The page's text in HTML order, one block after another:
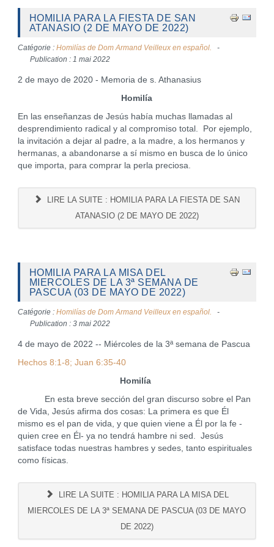
HOMILIA PARA LA FIESTA DE SAN
ATANASIO (2 DE MAYO DE 2022)
Catégorie : Homilías de Dom Armand Veilleux en español.
Publication : 1 mai 2022
2 de mayo de 2020 - Memoria de s. Athanasius
Homilía
En las enseñanzas de Jesús había muchas llamadas al
desprendimiento radical y al compromiso total. Por ejemplo,
la invitación a dejar al padre, a la madre, a los hermanos y
hermanas, a abandonarse a sí mismo en busca de lo único
que importa, para comprar la perla preciosa.
LIRE LA SUITE : HOMILIA PARA LA FIESTA DE SAN
ATANASIO (2 DE MAYO DE 2022)
HOMILIA PARA LA MISA DEL
MIERCOLES DE LA 3ª SEMANA DE
PASCUA (03 DE MAYO DE 2022)
Catégorie : Homilías de Dom Armand Veilleux en español.
Publication : 3 mai 2022
4 de mayo de 2022 -- Miércoles de la 3ª semana de Pascua
Hechos 8:1-8; Juan 6:35-40
Homilía
En esta breve sección del gran discurso sobre el Pan
de Vida, Jesús afirma dos cosas: La primera es que Él
mismo es el pan de vida, y que quien viene a Él por la fe -
quien cree en Él- ya no tendrá hambre ni sed. Jesús
satisface todas nuestras hambres y sedes, tanto espirituales
como físicas.
LIRE LA SUITE : HOMILIA PARA LA MISA DEL
MIERCOLES DE LA 3ª SEMANA DE PASCUA (03 DE MAYO
DE 2022)